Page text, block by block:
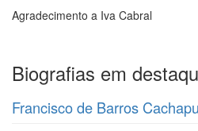
Agradecimento a Iva Cabral
Biografias em
Francisco de Barros